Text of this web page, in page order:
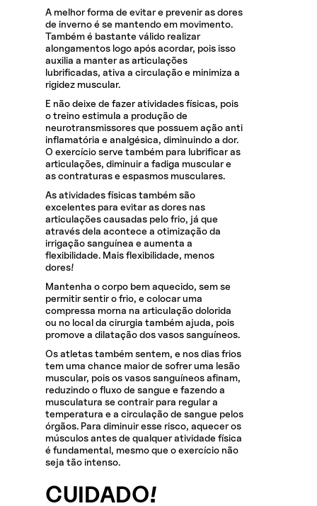
A melhor forma de evitar e prevenir as dores
de inverno é se mantendo em movimento.
Também é bastante válido realizar
alongamentos logo após acordar, pois isso
auxilia a manter as articulações
lubrificadas, ativa a circulação e minimiza a
rigidez muscular.
E não deixe de fazer atividades físicas, pois
o treino estimula a produção de
neurotransmissores que possuem ação anti
inflamatória e analgésica, diminuindo a dor.
O exercício serve também para lubrificar as
articulações, diminuir a fadiga muscular e
as contraturas e espasmos musculares.
As atividades físicas também são
excelentes para evitar as dores nas
articulações causadas pelo frio, já que
através dela acontece a otimização da
irrigação sanguínea e aumenta a
flexibilidade. Mais flexibilidade, menos
dores!
Mantenha o corpo bem aquecido, sem se
permitir sentir o frio, e colocar uma
compressa morna na articulação dolorida
ou no local da cirurgia também ajuda, pois
promove a dilatação dos vasos sanguíneos.
Os atletas também sentem, e nos dias frios
tem uma chance maior de sofrer uma lesão
muscular, pois os vasos sanguíneos afinam,
reduzindo o fluxo de sangue e fazendo a
musculatura se contrair para regular a
temperatura e a circulação de sangue pelos
órgãos. Para diminuir esse risco, aquecer os
músculos antes de qualquer atividade física
é fundamental, mesmo que o exercício não
seja tão intenso.
CUIDADO!